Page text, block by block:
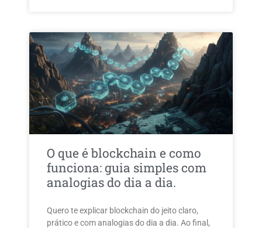
O que é blockchain e como
funciona: guia simples com
analogias do dia a dia.
Quero te explicar blockchain do jeito claro,
prático e com analogias do dia a dia. Ao final,